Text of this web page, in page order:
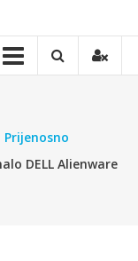
DELL Alienware